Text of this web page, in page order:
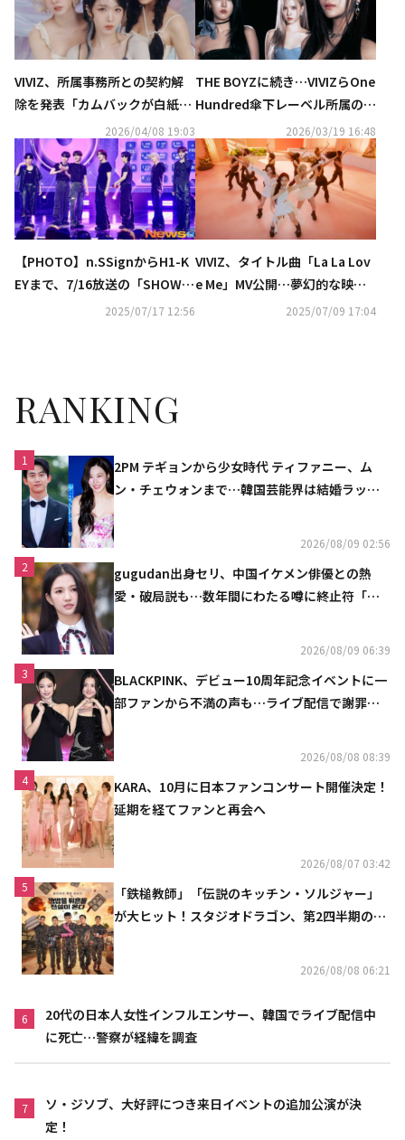
VIVIZ、所属事務所との契約解
除を発表「カムバックが白紙
に…マネージャーが自腹を切る
ことも」
2026/04/08 19:03
THE BOYZに続き…VIVIZらOne
Hundred傘下レーベル所属の3
組が相次いで契約解除を要求
2026/03/19 16:48
【PHOTO】n.SSignからH1-K
EYまで、7/16放送の「SHOW C
HAMPION」に出演2025/07/17 12:56
VIVIZ、タイトル曲「La La Lov
e Me」MV公開…夢幻的な映像
2025/07/09 17:04
RANKING
1
2PM テギョンから少女時代 ティファニー、ム
ン・チェウォンまで…韓国芸能界は結婚ラッシ
2026/08/09 02:56
2
gugudan出身セリ、中国イケメン俳優との熱
愛・破局説も…数年間にわたる噂に終止符「邪
2026/08/09 06:39
3
BLACKPINK、デビュー10周年記念イベントに一
部ファンから不満の声も…ライブ配信で謝罪
2026/08/08 08:39
4
KARA、10月に日本ファンコンサート開催決定！
延期を経てファンと再会へ
2026/08/07 03:42
5
「鉄槌教師」「伝説のキッチン・ソルジャー」
が大ヒット！スタジオドラゴン、第2四半期の売
2026/08/08 06:21
6
20代の日本人女性インフルエンサー、韓国でライブ配信中
に死亡…警察が経緯を調査
7
ソ・ジソブ、大好評につき来日イベントの追加公演が決
定！